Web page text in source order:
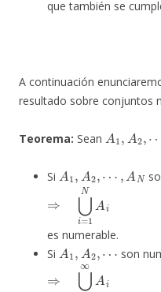
que también se
A continuación
resultado sobre conjuntos
Teorema: Sean
Si
=1N
es numerable.
Si
A1,A2,⋯
son
=1∞ A